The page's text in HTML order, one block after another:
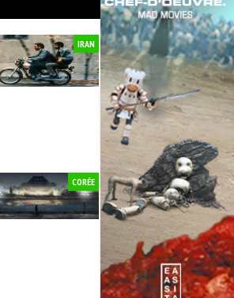
IRAN
CORÉE